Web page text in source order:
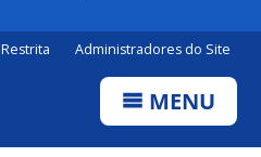
Administradores do Site
MENU